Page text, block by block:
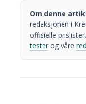
Om denne
redaksjonen i
offisielle
testerog våre